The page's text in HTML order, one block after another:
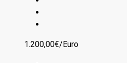
1.200,00€/Euro